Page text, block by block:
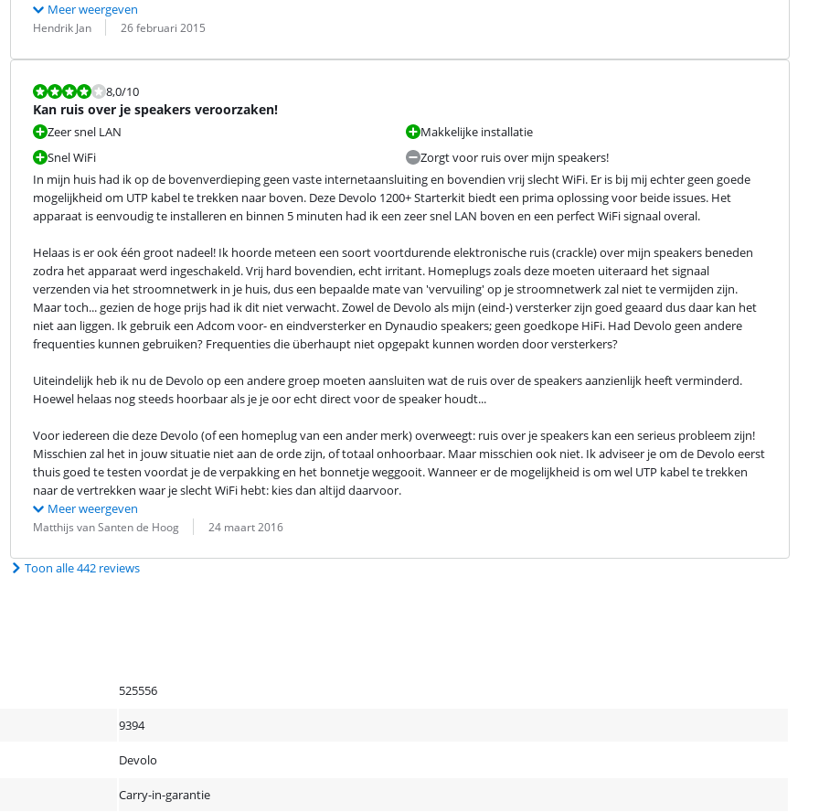
Meer weergeven
Beoordeling door:
Hendrik Jan
Datum: 26 februari 2015
Beoordeling is 8,0 van de 10.
8,0/10
Kan ruis over je speakers veroorzaken!
Zeer snel LAN
Snel WiFi
Makkelijke installatie
Zorgt voor ruis over mijn speakers!
In mijn huis had ik op de bovenverdieping geen vaste internetaansluiting en bovendien vrij slecht WiFi. Er is bij mij echter geen goede
mogelijkheid om UTP kabel te trekken naar boven. Deze Devolo 1200+ Starterkit biedt een prima oplossing voor beide issues. Het
apparaat is eenvoudig te installeren en binnen 5 minuten had ik een zeer snel LAN boven en een perfect WiFi signaal overal.
Helaas is er ook één groot nadeel! Ik hoorde meteen een soort voortdurende elektronische ruis (crackle) over mijn speakers beneden
zodra het apparaat werd ingeschakeld. Vrij hard bovendien, echt irritant. Homeplugs zoals deze moeten uiteraard het signaal
verzenden via het stroomnetwerk in je huis, dus een bepaalde mate van 'vervuiling' op je stroomnetwerk zal niet te vermijden zijn.
Maar toch... gezien de hoge prijs had ik dit niet verwacht. Zowel de Devolo als mijn (eind-) versterker zijn goed geaard dus daar kan het
niet aan liggen. Ik gebruik een Adcom voor- en eindversterker en Dynaudio speakers; geen goedkope HiFi. Had Devolo geen andere
frequenties kunnen gebruiken? Frequenties die überhaupt niet opgepakt kunnen worden door versterkers?
Uiteindelijk heb ik nu de Devolo op een andere groep moeten aansluiten wat de ruis over de speakers aanzienlijk heeft verminderd.
Hoewel helaas nog steeds hoorbaar als je je oor echt direct voor de speaker houdt...
Voor iedereen die deze Devolo (of een homeplug van een ander merk) overweegt: ruis over je speakers kan een serieus probleem zijn!
Misschien zal het in jouw situatie niet aan de orde zijn, of totaal onhoorbaar. Maar misschien ook niet. Ik adviseer je om de Devolo eerst
thuis goed te testen voordat je de verpakking en het bonnetje weggooit. Wanneer er de mogelijkheid is om wel UTP kabel te trekken
naar de vertrekken waar je slecht WiFi hebt: kies dan altijd daarvoor.
Meer weergeven
Beoordeling door:
Matthijs van Santen de Hoog
Datum: 24 maart 2016
Toon alle 442 reviews
525556
9394
Devolo
Carry-in-garantie